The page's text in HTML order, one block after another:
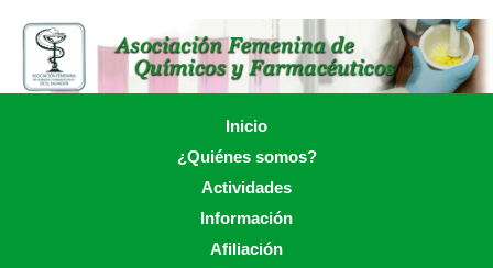
content
Inicio
¿Quiénes somos?
Actividades
Información
Afiliación